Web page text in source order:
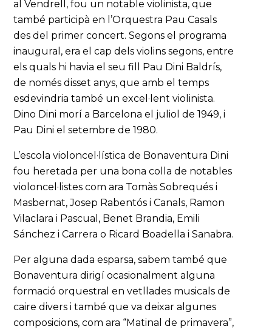
al Vendrell, fou un notable violinista, que
també participà en l’Orquestra Pau Casals
des del primer concert. Segons el programa
inaugural, era el cap dels violins segons, entre
els quals hi havia el seu fill Pau Dini Baldrís,
de només disset anys, que amb el temps
esdevindria també un excel·lent violinista.
Dino Dini morí a Barcelona el juliol de 1949, i
Pau Dini el setembre de 1980.
L’escola violoncel·lística de Bonaventura Dini
fou heretada per una bona colla de notables
violoncel·listes com ara Tomàs Sobrequés i
Masbernat, Josep Rabentós i Canals, Ramon
Vilaclara i Pascual, Benet Brandia, Emili
Sánchez i Carrera o Ricard Boadella i Sanabra.
Per alguna dada esparsa, sabem també que
Bonaventura dirigí ocasionalment alguna
formació orquestral en vetllades musicals de
caire divers i també que va deixar algunes
composicions, com ara “Matinal de primavera”,